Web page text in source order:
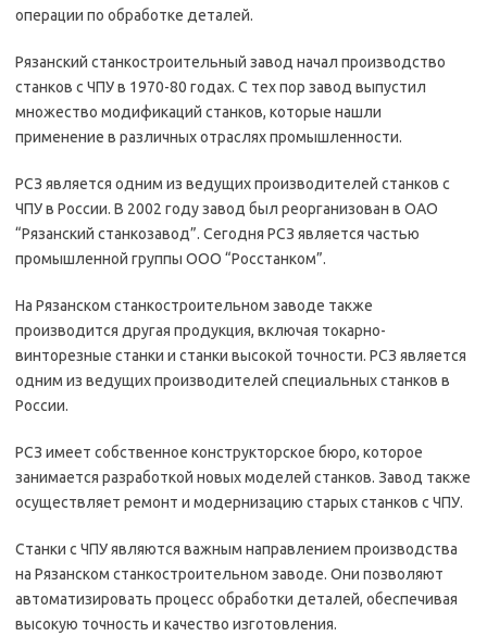
операции по обработке деталей.
Рязанский станкостроительный завод начал производство
станков с ЧПУ в 1970-80 годах. С тех пор завод выпустил
множество модификаций станков, которые нашли
применение в различных отраслях промышленности.
РСЗ является одним из ведущих производителей станков с
ЧПУ в России. В 2002 году завод был реорганизован в ОАО
“Рязанский станкозавод”. Сегодня РСЗ является частью
промышленной группы ООО “Росстанком”.
На Рязанском станкостроительном заводе также
производится другая продукция, включая токарно-
винторезные станки и станки высокой точности. РСЗ является
одним из ведущих производителей специальных станков в
России.
РСЗ имеет собственное конструкторское бюро, которое
занимается разработкой новых моделей станков. Завод также
осуществляет ремонт и модернизацию старых станков с ЧПУ.
Станки с ЧПУ являются важным направлением производства
на Рязанском станкостроительном заводе. Они позволяют
автоматизировать процесс обработки деталей, обеспечивая
высокую точность и качество изготовления.